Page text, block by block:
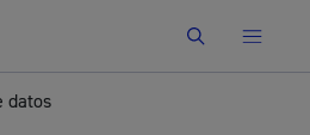
Buscar
datos